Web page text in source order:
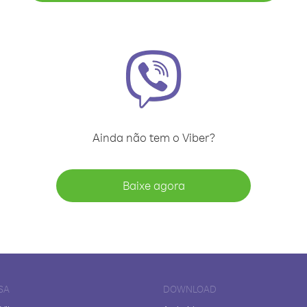
Ainda não tem o Viber?
Baixe agora
DOWNLOAD